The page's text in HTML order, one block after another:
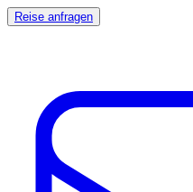
Reise anfragen